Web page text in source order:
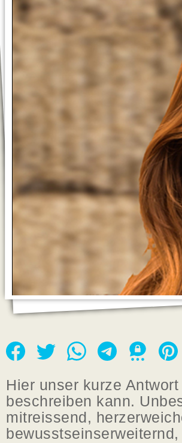
Hier unser kurze
beschreiben kann.
mitreissend,